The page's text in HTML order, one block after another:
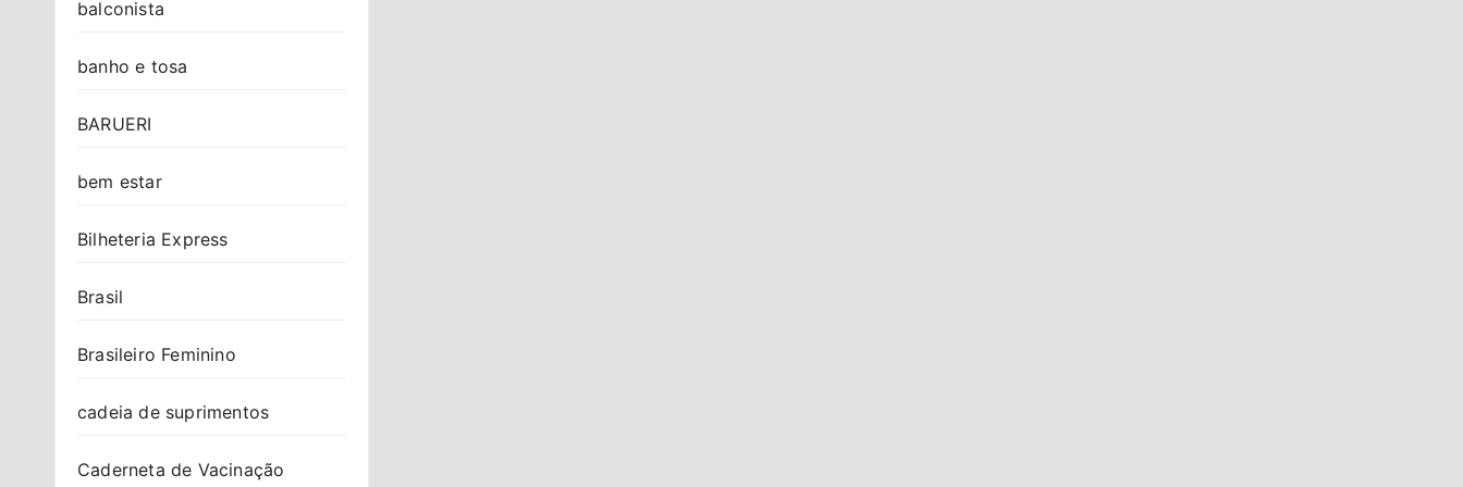
balconista
banho e tosa
BARUERI
bem estar
Bilheteria Express
Brasil
Brasileiro Feminino
cadeia de suprimentos
Caderneta de Vacinação